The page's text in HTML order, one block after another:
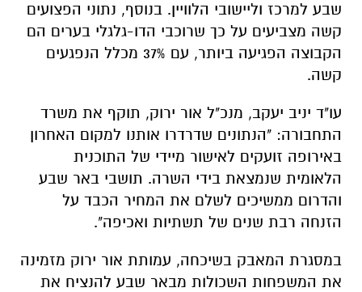
שבע למרכז וליישובי הלוויין. בנוסף, נתוני הפצועים
קשה מצביעים על כך שרוכבי הדו-גלגלי בערים הם
הקבוצה הפגיעה ביותר, עם 37% מכלל הנפגעים
קשה.
עו"ד יניב יעקב, מנכ"ל אור ירוק, תוקף את משרד
התחבורה: "הנתונים שדרדרו אותנו למקום האחרון
באירופה זועקים לאישור מיידי של התוכנית
הלאומית שנמצאת בידי השרה. תושבי באר שבע
והדרום ממשיכים לשלם את המחיר הכבד על
הזנחה רבת שנים של תשתיות ואכיפה".
במסגרת המאבק בשיכחה, עמותת אור ירוק מזמינה
את המשפחות השכולות מבאר שבע להנציח את